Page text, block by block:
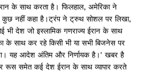
के साथ करता है। फिलहाल, अमेरिका ने
कुछ नहीं कहा है।ट्रंप ने ट्रुथ सोशल पर लिखा,
भी देश जो इस्लामिक गणराज्य ईरान के साथ
के साथ कर रहे किसी भी या सभी बिजनेस पर
यह आदेश अंतिम और निर्णायक है।' खबर है
रूस समेत कई देश ईरान के साथ व्यापार करते